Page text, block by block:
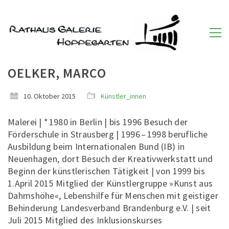
OELKER, MARCO
10. Oktober 2015 Künstler_innen
Malerei | * 1980 in Berlin | bis 1996 Besuch der
Förderschule in Strausberg | 1996 – 1998 berufliche
Ausbildung beim Internationalen Bund (IB) in
Neuenhagen, dort Besuch der Kreativwerkstatt und
Beginn der künstlerischen Tätigkeit | von 1999 bis
1.April 2015 Mitglied der Künstlergruppe »Kunst aus
Dahmshöhe«, Lebenshilfe für Menschen mit geistiger
Behinderung Landesverband Brandenburg e.V. | seit
Juli 2015 Mitglied des Inklusionskurses